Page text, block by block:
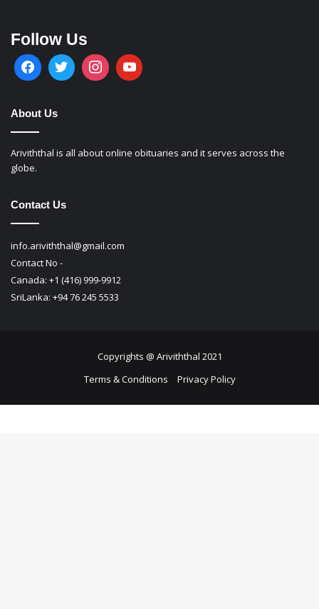
Follow Us
About Us
Ariviththal is all about online obituaries and it serves across the
globe.
Contact Us
info.ariviththal@gmail.com
Contact No -
Canada: +1 (416) 999-9912
SriLanka: +94 76 245 5533
Copyrights @ Ariviththal 2021
Terms & Conditions
Privacy Policy